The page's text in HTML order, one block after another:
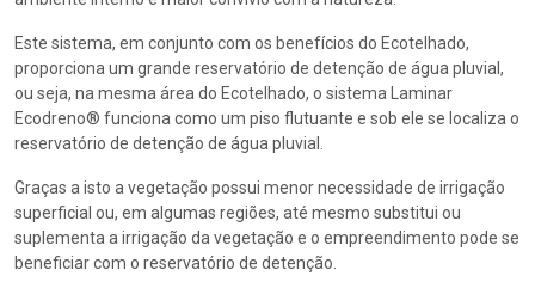
Este sistema, em conjunto com os benefícios do Ecotelhado,
proporciona um grande reservatório de detenção de água pluvial,
ou seja, na mesma área do Ecotelhado, o sistema Laminar
Ecodreno® funciona como um piso flutuante e sob ele se localiza o
reservatório de detenção de água pluvial.
Graças a isto a vegetação possui menor necessidade de irrigação
superficial ou, em algumas regiões, até mesmo substitui ou
suplementa a irrigação da vegetação e o empreendimento pode se
beneficiar com o reservatório de detenção.